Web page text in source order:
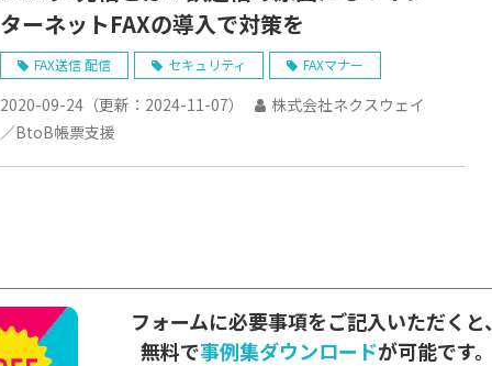
ターネットFAXの導入で対策を
FAX送信 配信 セキュリティ FAXマナー
2020-09-24 （更新： 2024-11-07）
株式会社ネクスウェイ
／BtoB帳票支援
フォームに必要事項をご記入いただくと、
無料で事例集ダウンロードが可能です。